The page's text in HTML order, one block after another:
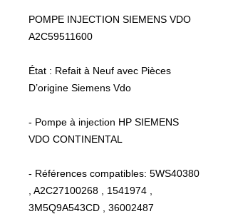
POMPE INJECTION SIEMENS VDO
A2C59511600
État : Refait à Neuf avec Pièces
D’origine Siemens Vdo
- Pompe à injection HP SIEMENS
VDO CONTINENTAL
- Références compatibles: 5WS40380
, A2C27100268 , 1541974 ,
3M5Q9A543CD , 36002487